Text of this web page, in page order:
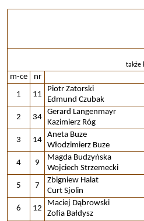
także
m-ce
nr
1
11
Piotr Zatorski
Edmund Czubak
2 34
Gerard Langenmayr
Kazimierz Róg
3 14
Aneta Buze
Włodzimierz Buze
4 9
Magda Budzyńska
Wojciech Strzemecki
5 7
Zbigniew Halat
Curt Sjolin
6 12
Maciej Dąbrowski
Zofia Bałdysz